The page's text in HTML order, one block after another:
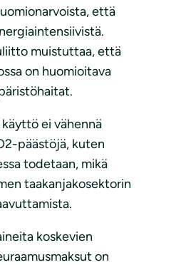
että
muistuttaa, että
on huomioitava
ei vähennä
päästöjä, kuten
todetaan, mikä
taakanjakosektorin
koskevien
on